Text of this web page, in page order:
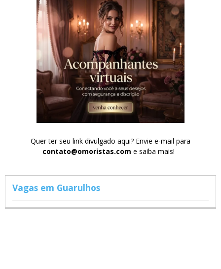
Quer ter seu link divulgado aqui? Envie e-mail para
contato@omoristas.com e saiba mais!
Vagas em Guarulhos